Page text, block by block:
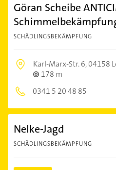
Göran Scheibe
SCHÄDLINGSBEKÄMPFUNG
Karl-Marx-Str. 6,04158
178 m
0341 5 20 48 85
Nelke-Jagd
SCHÄDLINGSBEKÄMPFUNG